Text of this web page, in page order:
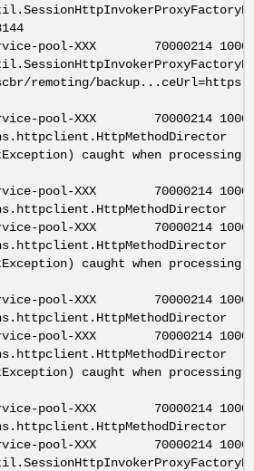
pool-XXX 70000214
remoting/backup...ceUrl=https://
pool-XXX 70000214
caught when
pool-XXX 70000214
pool-XXX 70000214
caught when
pool-XXX 70000214
pool-XXX 70000214
caught when
pool-XXX 70000214
pool-XXX 70000214